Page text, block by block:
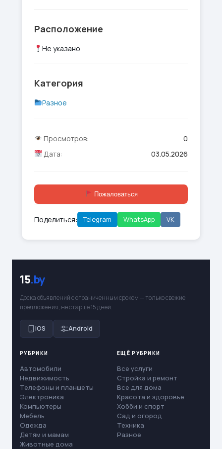
Расположение
Не указано
Категория
Разное
Просмотров:
0
Дата:
03.05.2026
Пожаловаться
Поделиться: Telegram WhatsApp VK
15.by
Доска объявлений с ограниченным сроком — только свежие
предложения, не старше 15 дней.
iOS Android
РУБРИКИ
Автомобили
Недвижимость
Телефоны и планшеты
Электроника
Компьютеры
Мебель
Одежда
Детям и мамам
Животные дома
ЕЩЁ РУБРИКИ
Все услуги
Стройка и ремонт
Все для дома
Красота и здоровье
Хобби и спорт
Сад и огород
Техника
Разное